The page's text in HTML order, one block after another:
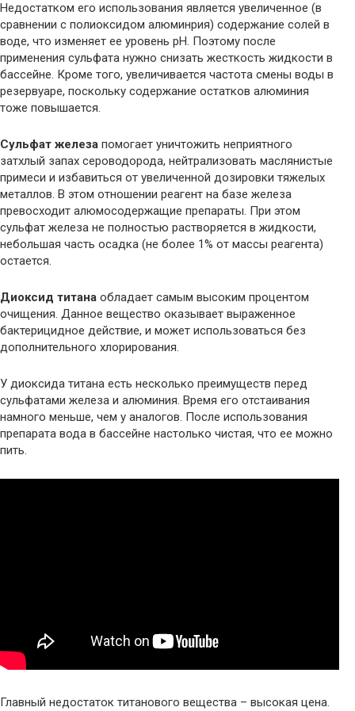
Недостатком его использования является увеличенное (в
сравнении с полиоксидом алюминрия) содержание солей в
воде, что изменяет ее уровень pH. Поэтому после
применения сульфата нужно снизать жесткость жидкости в
бассейне. Кроме того, увеличивается частота смены воды в
резервуаре, поскольку содержание остатков алюминия
тоже повышается.
Сульфат железа помогает уничтожить неприятного
затхлый запах сероводорода, нейтрализовать маслянистые
примеси и избавиться от увеличенной дозировки тяжелых
металлов. В этом отношении реагент на базе железа
превосходит алюмосодержащие препараты. При этом
сульфат железа не полностью растворяется в жидкости,
небольшая часть осадка (не более 1% от массы реагента)
остается.
Диоксид титана обладает самым высоким процентом
очищения. Данное вещество оказывает выраженное
бактерицидное действие, и может использоваться без
дополнительного хлорирования.
У диоксида титана есть несколько преимуществ перед
сульфатами железа и алюминия. Время его отстаивания
намного меньше, чем у аналогов. После использования
препарата вода в бассейне настолько чистая, что ее можно
пить.
Главный недостаток титанового вещества – высокая цена.